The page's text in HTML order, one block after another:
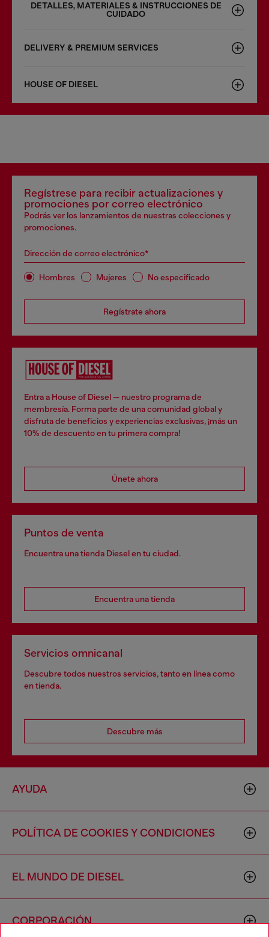
DETALLES, MATERIALES & INSTRUCCIONES DE
CUIDADO
DELIVERY & PREMIUM SERVICES
HOUSE OF DIESEL
Regístrese para recibir actualizaciones y
promociones por correo electrónico
Podrás ver los lanzamientos de nuestras colecciones y
promociones.
Dirección de correo electrónico*
Hombres Mujeres No especificado
Regístrate ahora
Entra a House of Diesel — nuestro programa de
membresía. Forma parte de una comunidad global y
disfruta de beneficios y experiencias exclusivas, ¡más un
10% de descuento en tu primera compra!
Únete ahora
Puntos de venta
Encuentra una tienda Diesel en tu ciudad.
Encuentra una tienda
Servicios omnicanal
Descubre todos nuestros servicios, tanto en línea como
en tienda.
Descubre más
AYUDA
POLÍTICA DE COOKIES Y CONDICIONES
EL MUNDO DE DIESEL
CORPORACIÓN